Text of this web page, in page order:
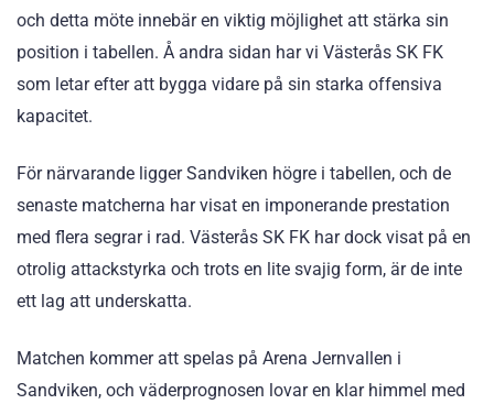
och detta möte innebär en viktig möjlighet att stärka sin
position i tabellen. Å andra sidan har vi Västerås SK FK
som letar efter att bygga vidare på sin starka offensiva
kapacitet.
För närvarande ligger Sandviken högre i tabellen, och de
senaste matcherna har visat en imponerande prestation
med flera segrar i rad. Västerås SK FK har dock visat på en
otrolig attackstyrka och trots en lite svajig form, är de inte
ett lag att underskatta.
Matchen kommer att spelas på Arena Jernvallen i
Sandviken, och väderprognosen lovar en klar himmel med